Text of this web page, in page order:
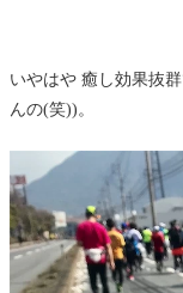
いやはや 癒し効果抜
んの(笑))。